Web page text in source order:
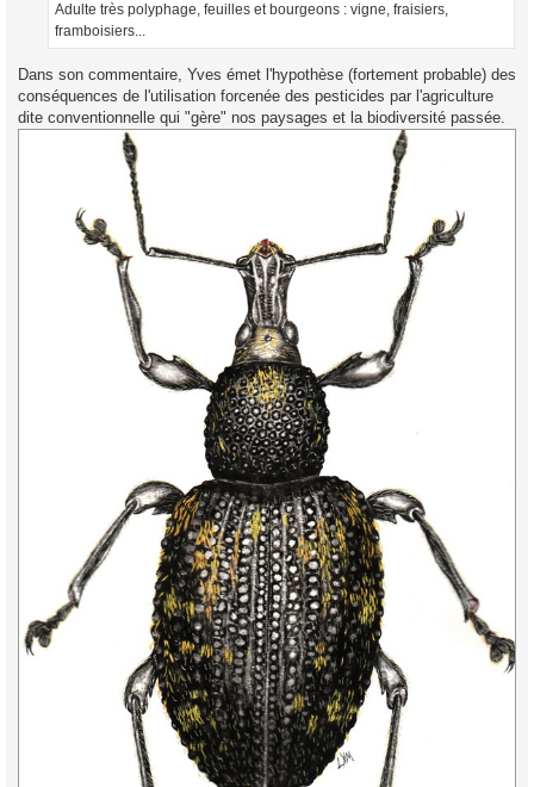
Adulte très polyphage, feuilles et bourgeons : vigne, fraisiers,
framboisiers...
Dans son commentaire, Yves émet l'hypothèse (fortement probable) des
conséquences de l'utilisation forcenée des pesticides par l'agriculture
dite conventionnelle qui "gère" nos paysages et la biodiversité passée.